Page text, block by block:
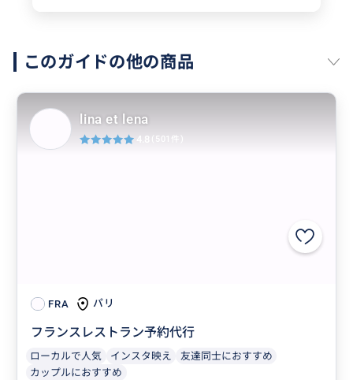
このガイドの他の商品
FRA パリ
フランスレストラン予約代行
ローカルで人気 インスタ映え
友達同士におすすめ
カップルにおすすめ
lina et lena
4.8 (501件)